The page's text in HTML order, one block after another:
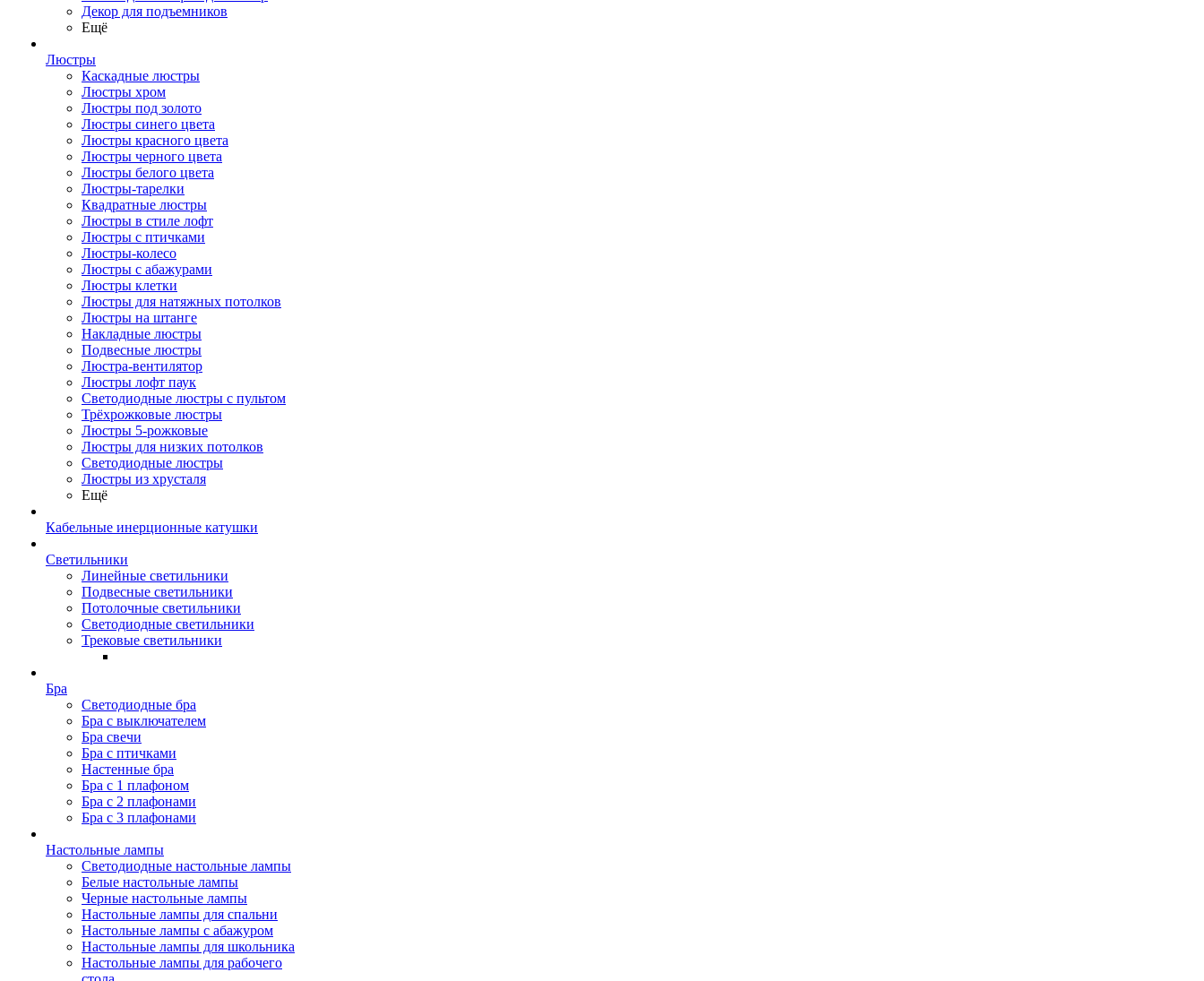
Декор для подъемников
Ещё
Люстры
Каскадные люстры
Люстры хром
Люстры под золото
Люстры синего цвета
Люстры красного цвета
Люстры черного цвета
Люстры белого цвета
Люстры-тарелки
Квадратные люстры
Люстры в стиле лофт
Люстры с птичками
Люстры-колесо
Люстры с абажурами
Люстры клетки
Люстры для натяжных потолков
Люстры на штанге
Накладные люстры
Подвесные люстры
Люстра-вентилятор
Люстры лофт паук
Светодиодные люстры с пультом
Трёхрожковые люстры
Люстры 5-рожковые
Люстры для низких потолков
Cветодиодные люстры
Люстры из хрусталя
Ещё
Кабельные инерционные катушки
Светильники
Линейные светильники
Подвесные светильники
Потолочные светильники
Светодиодные светильники
Трековые светильники
Бра
Светодиодные бра
Бра с выключателем
Бра свечи
Бра с птичками
Настенные бра
Бра с 1 плафоном
Бра с 2 плафонами
Бра с 3 плафонами
Настольные лампы
Светодиодные настольные лампы
Белые настольные лампы
Черные настольные лампы
Настольные лампы для спальни
Настольные лампы с абажуром
Настольные лампы для школьника
Настольные лампы для рабочего